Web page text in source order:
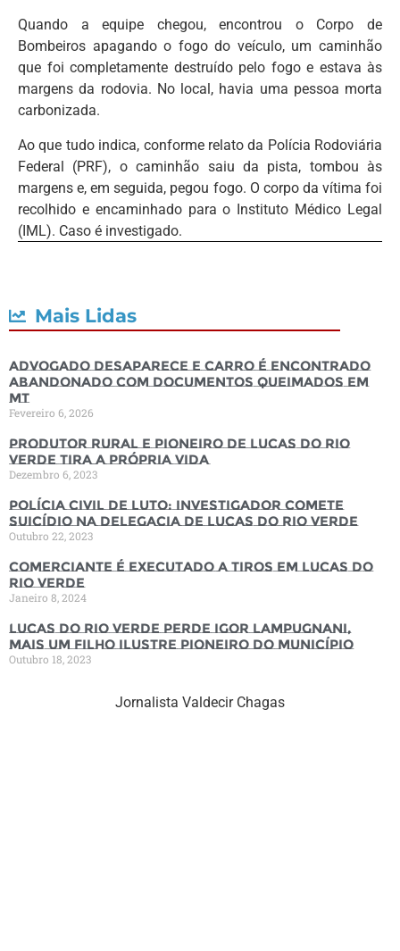
Quando a equipe chegou, encontrou o Corpo de
Bombeiros apagando o fogo do veículo, um caminhão
que foi completamente destruído pelo fogo e estava às
margens da rodovia. No local, havia uma pessoa morta
carbonizada.
Ao que tudo indica, conforme relato da Polícia Rodoviária
Federal (PRF), o caminhão saiu da pista, tombou às
margens e, em seguida, pegou fogo. O corpo da vítima foi
recolhido e encaminhado para o Instituto Médico Legal
(IML). Caso é investigado.
Mais Lidas
Advogado desaparece e carro é encontrado
abandonado com documentos queimados em
MT
Fevereiro 6, 2026
Produtor rural e pioneiro de Lucas do Rio
Verde tira a própria vida
Dezembro 6, 2023
Polícia Civil de luto: Investigador comete
suicídio na Delegacia de Lucas do Rio Verde
Outubro 22, 2023
Comerciante é executado a tiros em Lucas do
Rio Verde
Janeiro 8, 2024
Lucas do Rio Verde perde Igor Lampugnani,
mais um filho ilustre pioneiro do município
Outubro 18, 2023
Jornalista Valdecir Chagas